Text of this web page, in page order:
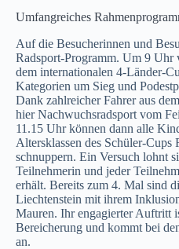
Umfangreiches
Auf die Besucherinnen und
Radsport-Programm. Um 9 Uhr
dem internationalen 4-Länder-
Kategorien um Sieg und
Dank zahlreicher Fahrer aus
hier Nachwuchsradsport vom
11.15 Uhr können dann alle
Altersklassen des Schüler-Cups
schnuppern. Ein Versuch lohnt
Teilnehmerin und jeder
erhält. Bereits zum 4. Mal sind
Liechtenstein mit ihrem
Mauren. Ihr engagierter Auftritt
Bereicherung und kommt bei
an.